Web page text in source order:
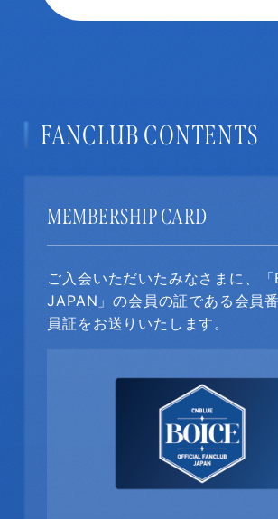
FANCLUB CONTENTS
MEMBERSHIP CARD
ご入会いただいたみなさまに、「
JAPAN」の会員の証である会員
員証をお送りいたします。